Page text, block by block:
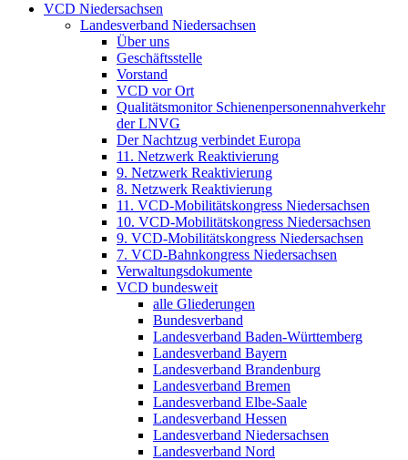
VCD Niedersachsen
Landesverband Niedersachsen
Über uns
Geschäftsstelle
Vorstand
VCD vor Ort
Qualitätsmonitor Schienenpersonennahverkehr
der LNVG
Der Nachtzug verbindet Europa
11. Netzwerk Reaktivierung
9. Netzwerk Reaktivierung
8. Netzwerk Reaktivierung
11. VCD-Mobilitätskongress Niedersachsen
10. VCD-Mobilitätskongress Niedersachsen
9. VCD-Mobilitätskongress Niedersachsen
7. VCD-Bahnkongress Niedersachsen
Verwaltungsdokumente
VCD bundesweit
alle Gliederungen
Bundesverband
Landesverband Baden-Württemberg
Landesverband Bayern
Landesverband Brandenburg
Landesverband Bremen
Landesverband Elbe-Saale
Landesverband Hessen
Landesverband Niedersachsen
Landesverband Nord